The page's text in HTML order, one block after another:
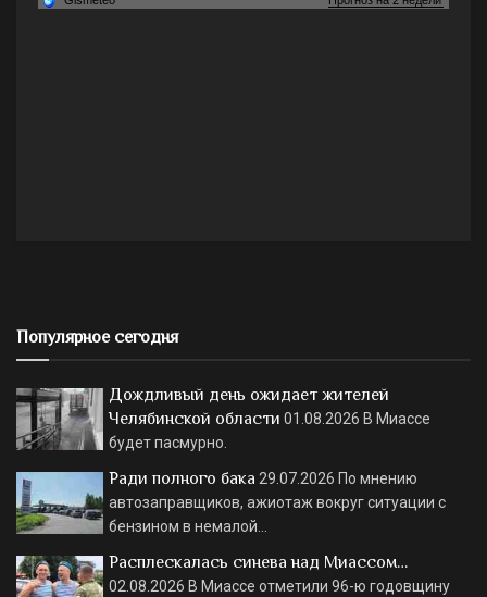
Популярное сегодня
Дождливый день ожидает жителей
Челябинской области 01.08.2026 В Миассе
будет пасмурно.
Ради полного бака 29.07.2026 По мнению
автозаправщиков, ажиотаж вокруг ситуации с
бензином в немалой…
Расплескалась синева над Миассом…
02.08.2026 В Миассе отметили 96-ю годовщину